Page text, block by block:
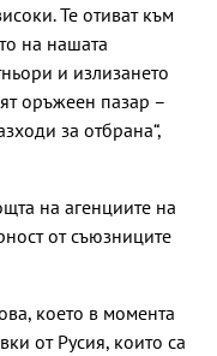
Те отиват към
на нашата
и излизането
оръжеен пазар –
за отбрана“,
на агенциите на
от съюзниците
което в момента
от Русия, които са